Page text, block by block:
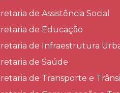
de Assistência Social
de Educação
de Infraestrutura
de Saúde
de Transporte e